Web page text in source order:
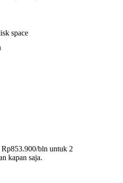
space
bln untuk 2
kapan saja.